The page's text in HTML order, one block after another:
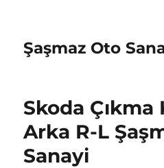
Şaşmaz Oto
Skoda Çıkma
Arka R-L
Sanayi